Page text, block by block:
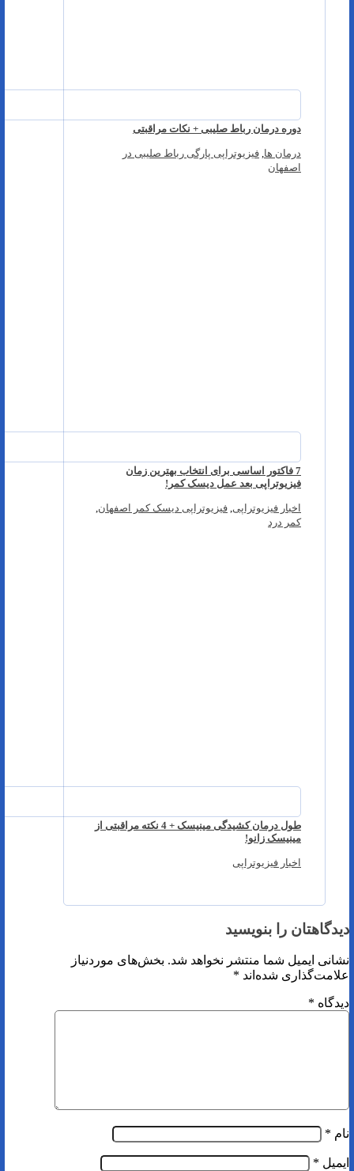
دوره درمان رباط صلیبی + نکات مراقبتی
درمان ها فیزیوتراپی پارگی رباط صلیبی در
اصفهان
7 فاکتور اساسی برای انتخاب بهترین زمان
فیزیوتراپی بعد عمل دیسک کمر!
اخبار فیزیوتراپی فیزیوتراپی دیسک کمر اصفهان
کمر درد
طول درمان کشیدگی مینیسک + 4 نکته مراقبتی از
مینیسک زانو!
اخبار فیزیوتراپی
دیدگاهتان را بنویسید
نشانی ایمیل شما منتشر نخواهد شد. بخش‌های موردنیاز
علامت‌گذاری شده‌اند *
دیدگاه *
نام *
ایمیل *